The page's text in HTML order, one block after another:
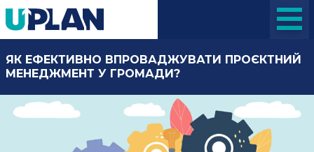
ЯК ЕФЕКТИВНО ВПРОВАДЖУВАТИ ПРОЄКТНИЙ
МЕНЕДЖМЕНТ У ГРОМАДИ?